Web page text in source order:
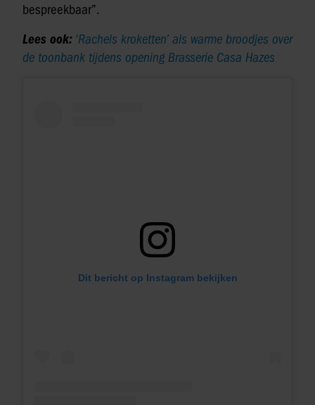
bespreekbaar”.
Lees ook: ‘Rachels kroketten’ als warme broodjes over
de toonbank tijdens opening Brasserie Casa Hazes
Dit bericht op Instagram bekijken